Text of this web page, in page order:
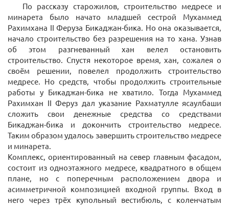
По рассказу старожилов, строительство медресе и
минарета было начато младшей сестрой Мухаммед
Рахимхана II Феруза Бикаджан-бика. Но она оказывается,
начало строительство без разрешения на то хана. Узнав
об этом разгневанный хан велел остановить
строительство. Спустя некоторое время, хан, сожалея о
своём решении, повелел продолжить строительство
медресе. Но средств, чтобы продолжить строительные
работы у Бикаджан-бика не хватило. Тогда Мухаммед
Рахимхан II Феруз дал указание Рахматулле ясаулбаши
сложить свои денежные средства со средствами
Бикаджан-бика и докончить строительство медресе.
Таким образом удалось завершить строительство медресе
и минарета.
Комплекс, ориентированный на север главным фасадом,
состоит из одноэтажного медресе, квадратного в общем
плане, но с поперечным расположением двора и
асимметричной композицией входной группы. Вход в
него через трёх купольный вестибюль, с коленчатым